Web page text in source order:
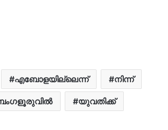
എബോളയില്ലെന്ന് നിന്ന്
യുവതിക്ക്